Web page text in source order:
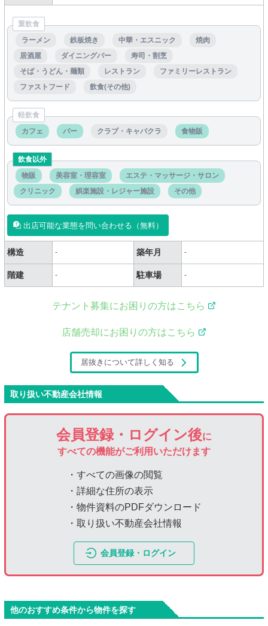
重飲食
ラーメン
鉄板焼き 中華・エスニック
焼肉
居酒屋
ダイニングバー
寿司・割烹
そば・うどん・麺類
レストラン
ファミリーレストラン
ファストフード
飲食(その他)
軽飲食
カフェ
バー クラブ・キャバクラ 食物販
飲食以外
物販
美容室・理容室
エステ・マッサージ・サロン
クリニック
娯楽施設・レジャー施設 その他
出店可能な業態を問い合わせる（無料）
構造 - 築年月 -
階建 - 駐車場 -
テナント募集にお困りの方はこちら
店舗売却にお困りの方はこちら
居抜きについて詳しく知る
取り扱い不動産会社情報
会員登録・ログイン後に
すべての機能がご利用いただけます
・すべての画像の閲覧
・詳細な住所の表示
・物件資料のPDFダウンロード
・取り扱い不動産会社情報
会員登録・ログイン
他のおすすめ条件から物件を探す